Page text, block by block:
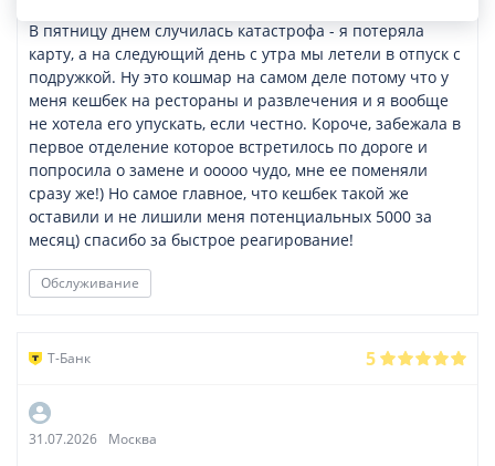
В пятницу днем случилась катастрофа - я потеряла
карту, а на следующий день с утра мы летели в отпуск с
подружкой. Ну это кошмар на самом деле потому что у
меня кешбек на рестораны и развлечения и я вообще
не хотела его упускать, если честно. Короче, забежала в
первое отделение которое встретилось по дороге и
попросила о замене и ооооо чудо, мне ее поменяли
сразу же!) Но самое главное, что кешбек такой же
оставили и не лишили меня потенциальных 5000 за
месяц) спасибо за быстрое реагирование!
Обслуживание
Т-Банк 5
31.07.2026 Москва